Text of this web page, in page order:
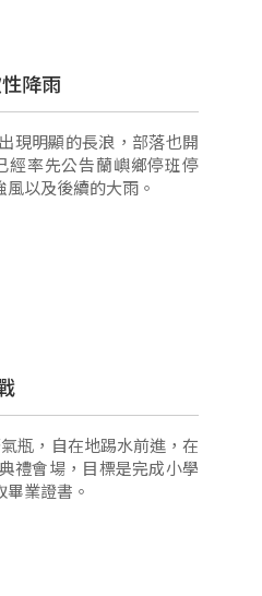
降雨
現明顯的長浪，部落也開
經率先公告蘭嶼鄉停班停
以及後續的大雨。
瓶，自在地踢水前進，在
禮會場，目標是完成小學
業證書。